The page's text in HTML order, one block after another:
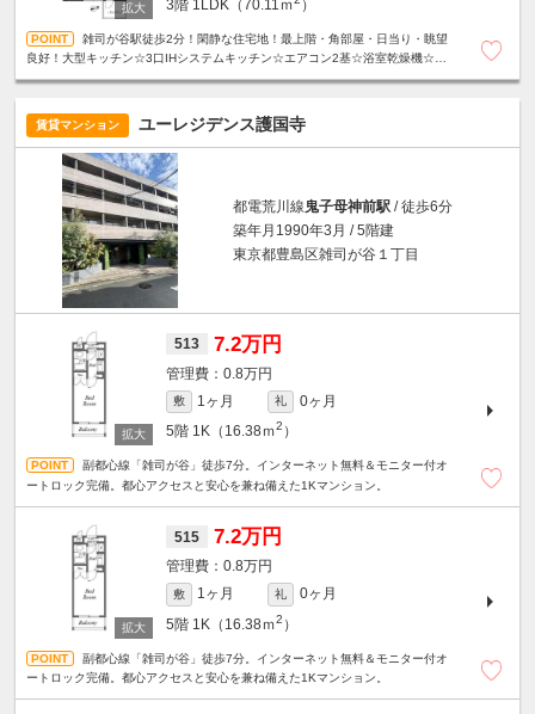
3階 1LDK（70.11ｍ ）
雑司が谷駅徒歩2分！閑静な住宅地！最上階・角部屋・日当り・眺望
良好！大型キッチン☆3口IHシステムキッチン☆エアコン2基☆浴室乾燥機☆温
賃貸マンション ユーレジデンス護国寺
都電荒川線鬼子母神前駅 / 徒歩6分
築年月1990年3月 / 5階建
東京都豊島区雑司が谷１丁目
513 7.2万円
0.8万円
敷 1ヶ月 礼
0ヶ月
5階 1K（16.38ｍ2 ）
副都心線「雑司が谷」徒歩7分。インターネット無料＆モニター付オ
ートロック完備。都心アクセスと安心を兼ね備えた1Kマンション。
515 7.2万円
0.8万円
敷 1ヶ月 礼
0ヶ月
5階 1K（16.38ｍ2 ）
副都心線「雑司が谷」徒歩7分。インターネット無料＆モニター付オ
ートロック完備。都心アクセスと安心を兼ね備えた1Kマンション。